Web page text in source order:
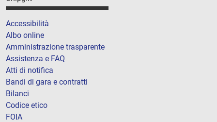
Accessibilità
Albo online
Amministrazione trasparente
Assistenza e FAQ
Atti di notifica
Bandi di gara e contratti
Bilanci
Codice etico
FOIA